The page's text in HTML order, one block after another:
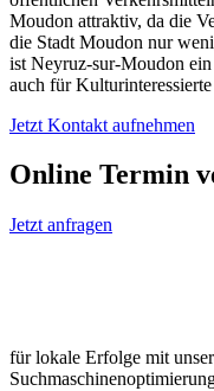
Moudon attraktiv, da die
die Stadt Moudon nur
ist Neyruz-sur-Moudon
auch für
Jetzt Kontakt aufnehmen
Online Termin
Jetzt anfragen
für lokale Erfolge mit